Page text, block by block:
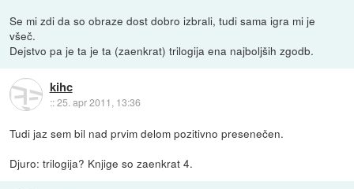
Se mi zdi da so obraze dost dobro izbrali, tudi sama igra mi je
všeč.
Dejstvo pa je ta je ta (zaenkrat) trilogija ena najboljših zgodb.
kihc
::25. apr 2011, 13:36
Tudi jaz sem bil nad prvim delom pozitivno presenečen.
Djuro: trilogija? Knjige so zaenkrat 4.